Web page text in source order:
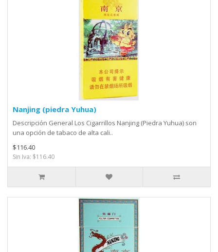
Nanjing (piedra Yuhua)
Descripción General Los Cigarrillos Nanjing (Piedra Yuhua) son
una opción de tabaco de alta cali..
$116.40
Sin Iva: $116.40